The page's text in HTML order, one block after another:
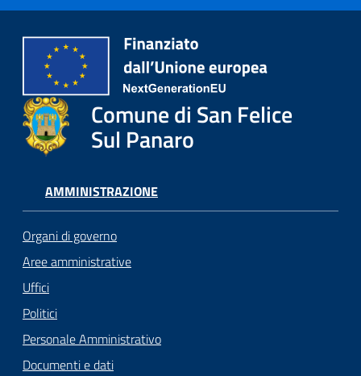
Comune di San Felice
Sul Panaro
AMMINISTRAZIONE
Organi di governo
Aree amministrative
Uffici
Politici
Personale Amministrativo
Documenti e dati